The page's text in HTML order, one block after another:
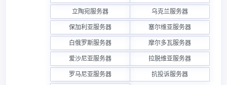
立陶宛服务器 乌克兰服务器
保加利亚服务器 塞尔维亚服务器
白俄罗斯服务器 摩尔多瓦服务器
爱沙尼亚服务器 拉脱维亚服务器
罗马尼亚服务器 抗投诉服务器